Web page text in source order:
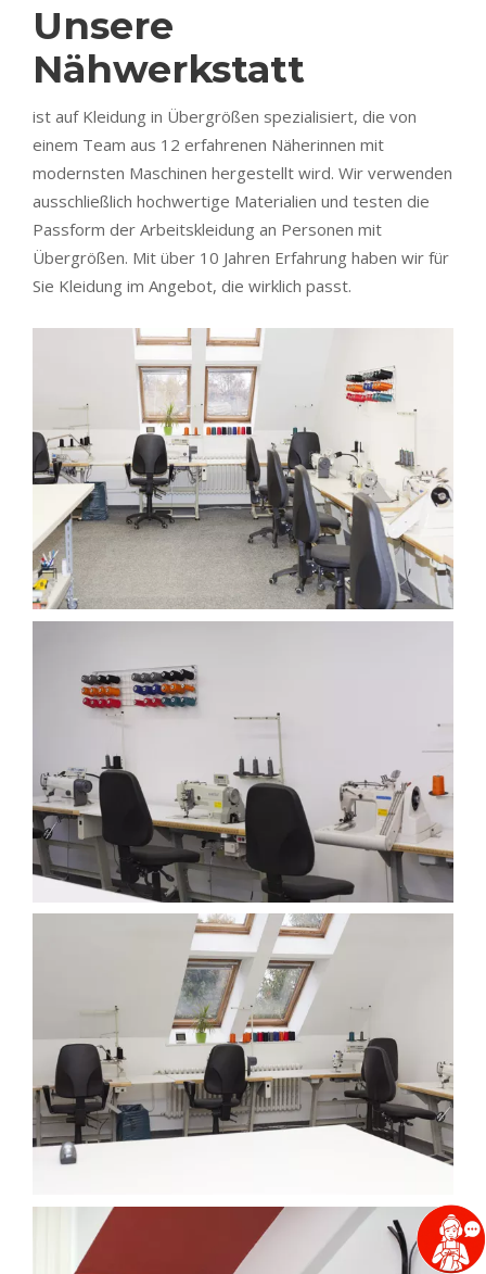
Unsere
Nähwerkstatt
ist auf Kleidung in Übergrößen spezialisiert, die von
einem Team aus 12 erfahrenen Näherinnen mit
modernsten Maschinen hergestellt wird. Wir verwenden
ausschließlich hochwertige Materialien und testen die
Passform der Arbeitskleidung an Personen mit
Übergrößen. Mit über 10 Jahren Erfahrung haben wir für
Sie Kleidung im Angebot, die wirklich passt.